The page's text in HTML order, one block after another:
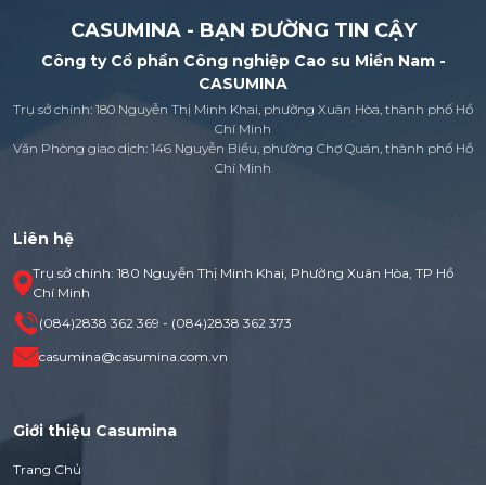
CASUMINA - BẠN ĐƯỜNG TIN CẬY
Công ty Cổ phần Công nghiệp Cao su Miền Nam -
CASUMINA
Trụ sở chính: 180 Nguyễn Thị Minh Khai, phường Xuân Hòa, thành phố Hồ
Chí Minh
Văn Phòng giao dịch: 146 Nguyễn Biểu, phường Chợ Quán, thành phố Hồ
Chí Minh
Liên hệ
Trụ sở chính: 180 Nguyễn Thị Minh Khai, Phường Xuân Hòa, TP Hồ
Chí Minh
(084)2838 362 369 - (084)2838 362 373
casumina@casumina.com.vn
Giới thiệu Casumina
Trang Chủ